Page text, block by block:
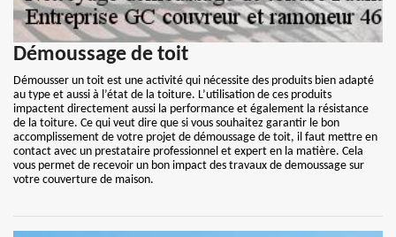
Démoussage de toit
Démousser un toit est une activité qui nécessite des produits bien adapté
au type et aussi à l’état de la toiture. L’utilisation de ces produits
impactent directement aussi la performance et également la résistance
de la toiture. Ce qui veut dire que si vous souhaitez garantir le bon
accomplissement de votre projet de démoussage de toit, il faut mettre en
contact avec un prestataire professionnel et expert en la matière. Cela
vous permet de recevoir un bon impact des travaux de demoussage sur
votre couverture de maison.